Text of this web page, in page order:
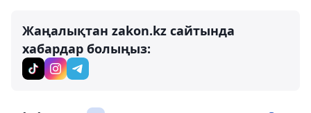
Жаңалықтан zakon.kz сайтында
хабардар болыңыз: